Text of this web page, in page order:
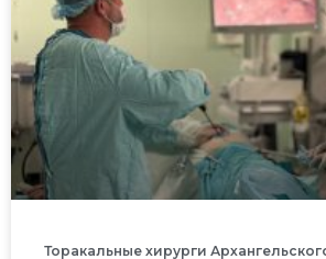
Торакальные хирурги